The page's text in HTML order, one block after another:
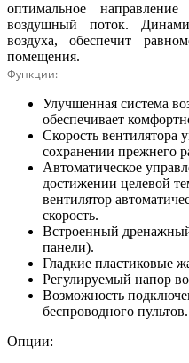
оптимальное
воздушный поток.
воздуха, обеспечит
помещения.
Функции:
Улучшенная система
обеспечивает
Скорость вентилятора
сохранении прежнего
Автоматическое
достижении целевой
вентилятор
скорость.
Встроенный
панели).
Гладкие пластиковые
Регулируемый напор
Возможность
беспроводного пультов.
Опции: